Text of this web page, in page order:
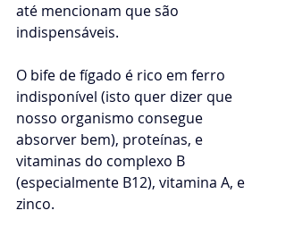
até mencionam que são
indispensáveis.
O bife de fígado é rico em ferro
indisponível (isto quer dizer que
nosso organismo consegue
absorver bem), proteínas, e
vitaminas do complexo B
(especialmente B12), vitamina A, e
zinco.